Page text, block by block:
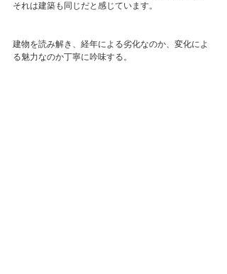
それは建築も同じだと感じています。
建物を読み解き、経年による劣化なのか、変化によ
る魅力なのか丁寧に吟味する。